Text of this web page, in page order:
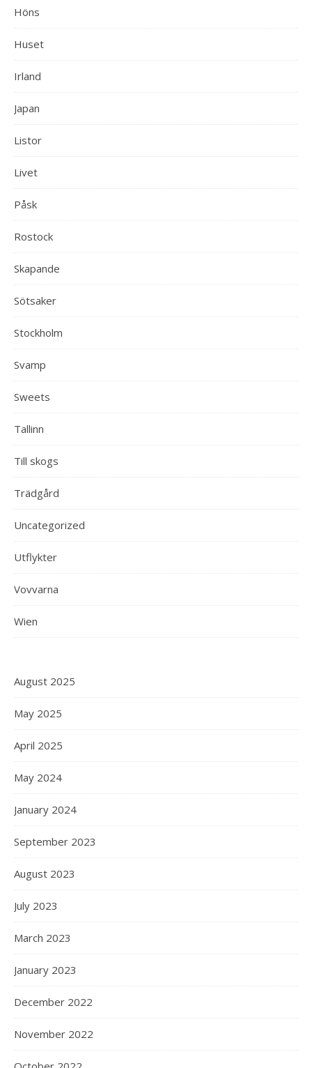
Höns
Huset
Irland
Japan
Listor
Livet
Påsk
Rostock
Skapande
Sötsaker
Stockholm
Svamp
Sweets
Tallinn
Till skogs
Trädgård
Uncategorized
Utflykter
Vovvarna
Wien
August 2025
May 2025
April 2025
May 2024
January 2024
September 2023
August 2023
July 2023
March 2023
January 2023
December 2022
November 2022